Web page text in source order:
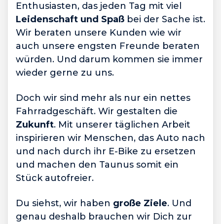
Enthusiasten, das jeden Tag mit viel
Leidenschaft und Spaß bei der Sache ist.
Wir beraten unsere Kunden wie wir
auch unsere engsten Freunde beraten
würden. Und darum kommen sie immer
wieder gerne zu uns.
Doch wir sind mehr als nur ein nettes
Fahrradgeschäft. Wir gestalten die
Zukunft. Mit unserer täglichen Arbeit
inspirieren wir Menschen, das Auto nach
und nach durch ihr E-Bike zu ersetzen
und machen den Taunus somit ein
Stück autofreier.
Du siehst, wir haben große Ziele. Und
genau deshalb brauchen wir Dich zur